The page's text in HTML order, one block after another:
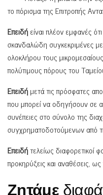
το πόρισμα της Επιτροπής
Επειδήείναι πλέον εμφανές
σκανδαλώδη συγκεκριμένες
ολοκλήρου τους
πολύτιμους πόρους του
Επειδήμετά τις πρόσφατες
που μπορεί να οδηγήσουν σε
συνέπειες στο σύνολο της
συγχρηματοδοτούμενων από
Επειδήτελείως διαφορετικοί
προκηρύξεις και αναθέσεις,
Ζητάμε